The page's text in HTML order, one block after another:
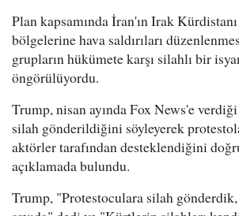
Plan kapsamında İran'ın Irak Kürdistanı
bölgelerine hava saldırıları
grupların hükümete karşı silahlı bir
öngörülüyordu.
Trump, nisan ayında Fox News'e
silah gönderildiğini söyleyerek
aktörler tarafından desteklendiğini
açıklamada bulundu.
Trump, "Protestoculara silah